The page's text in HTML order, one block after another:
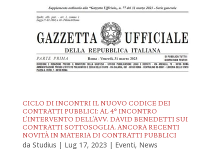
CICLO DI INCONTRI IL NUOVO CODICE DEI
CONTRATTI PUBBLICI: AL 4° INCONTRO
L’INTERVENTO DELL’AVV. DAVID BENEDETTI SUI
CONTRATTI SOTTOSOGLIA. ANCORA RECENTI
NOVITÀ IN MATERIA DI CONTRATTI PUBBLICI
da Studius | Lug 17, 2023 | Eventi, News